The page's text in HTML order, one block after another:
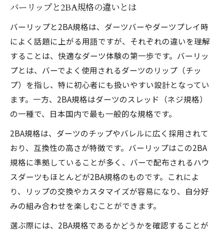
バーリップと2BA規格の違いとは
バーリップと2BA規格は、ダーツバーやダーツプレイ時
によく話題に上がる用語ですが、それぞれの違いを理解
することは、快適なダーツ体験の第一歩です。バーリッ
プとは、バーでよく使用されるダーツのリップ（チッ
プ）を指し、特に初心者にも扱いやすい設計となってい
ます。一方、2BA規格はダーツのスレッド（ネジ規格）
の一種で、日本国内で最も一般的な規格です。
2BA規格は、ダーツのチップやバレルに広く採用されて
おり、互換性の高さが特徴です。バーリップはこの2BA
規格に準拠していることが多く、バーで配布されるハウ
スダーツもほとんどが2BA規格のものです。これによ
り、リップの交換やカスタマイズが容易になり、自分好
みの組み合わせを楽しむことができます。
選ぶ際には、2BA規格であるかどうかを確認することが